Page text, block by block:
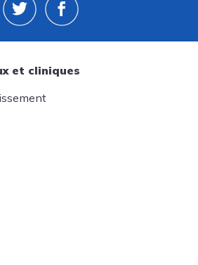
et cliniques